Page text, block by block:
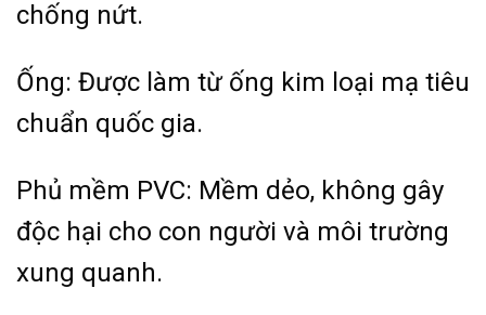
chống nứt.
Ống: Được làm từ ống kim loại mạ tiêu
chuẩn quốc gia.
Phủ mềm PVC: Mềm dẻo, không gây
độc hại cho con người và môi trường
xung quanh.